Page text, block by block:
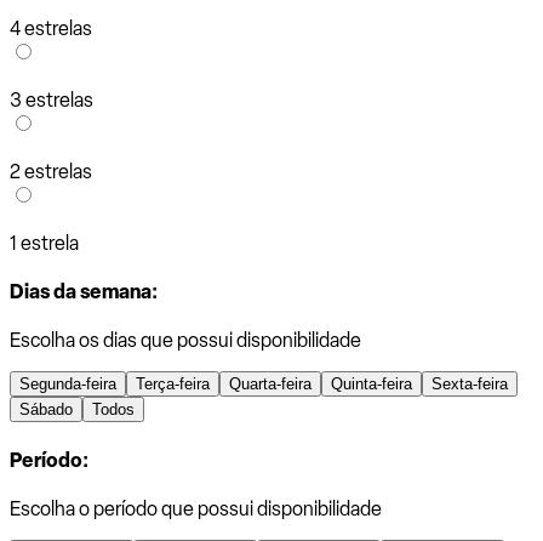
4 estrelas
3 estrelas
2 estrelas
1 estrela
Dias da semana:
Escolha os dias que possui disponibilidade
Segunda-feira Terça-feira Quarta-feira Quinta-feira
Sexta-feira
Sábado
Todos
Período:
Escolha o período que possui disponibilidade